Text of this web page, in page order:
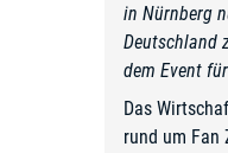
in Nürnberg
Deutschland
dem Event
Das
rund um Fan